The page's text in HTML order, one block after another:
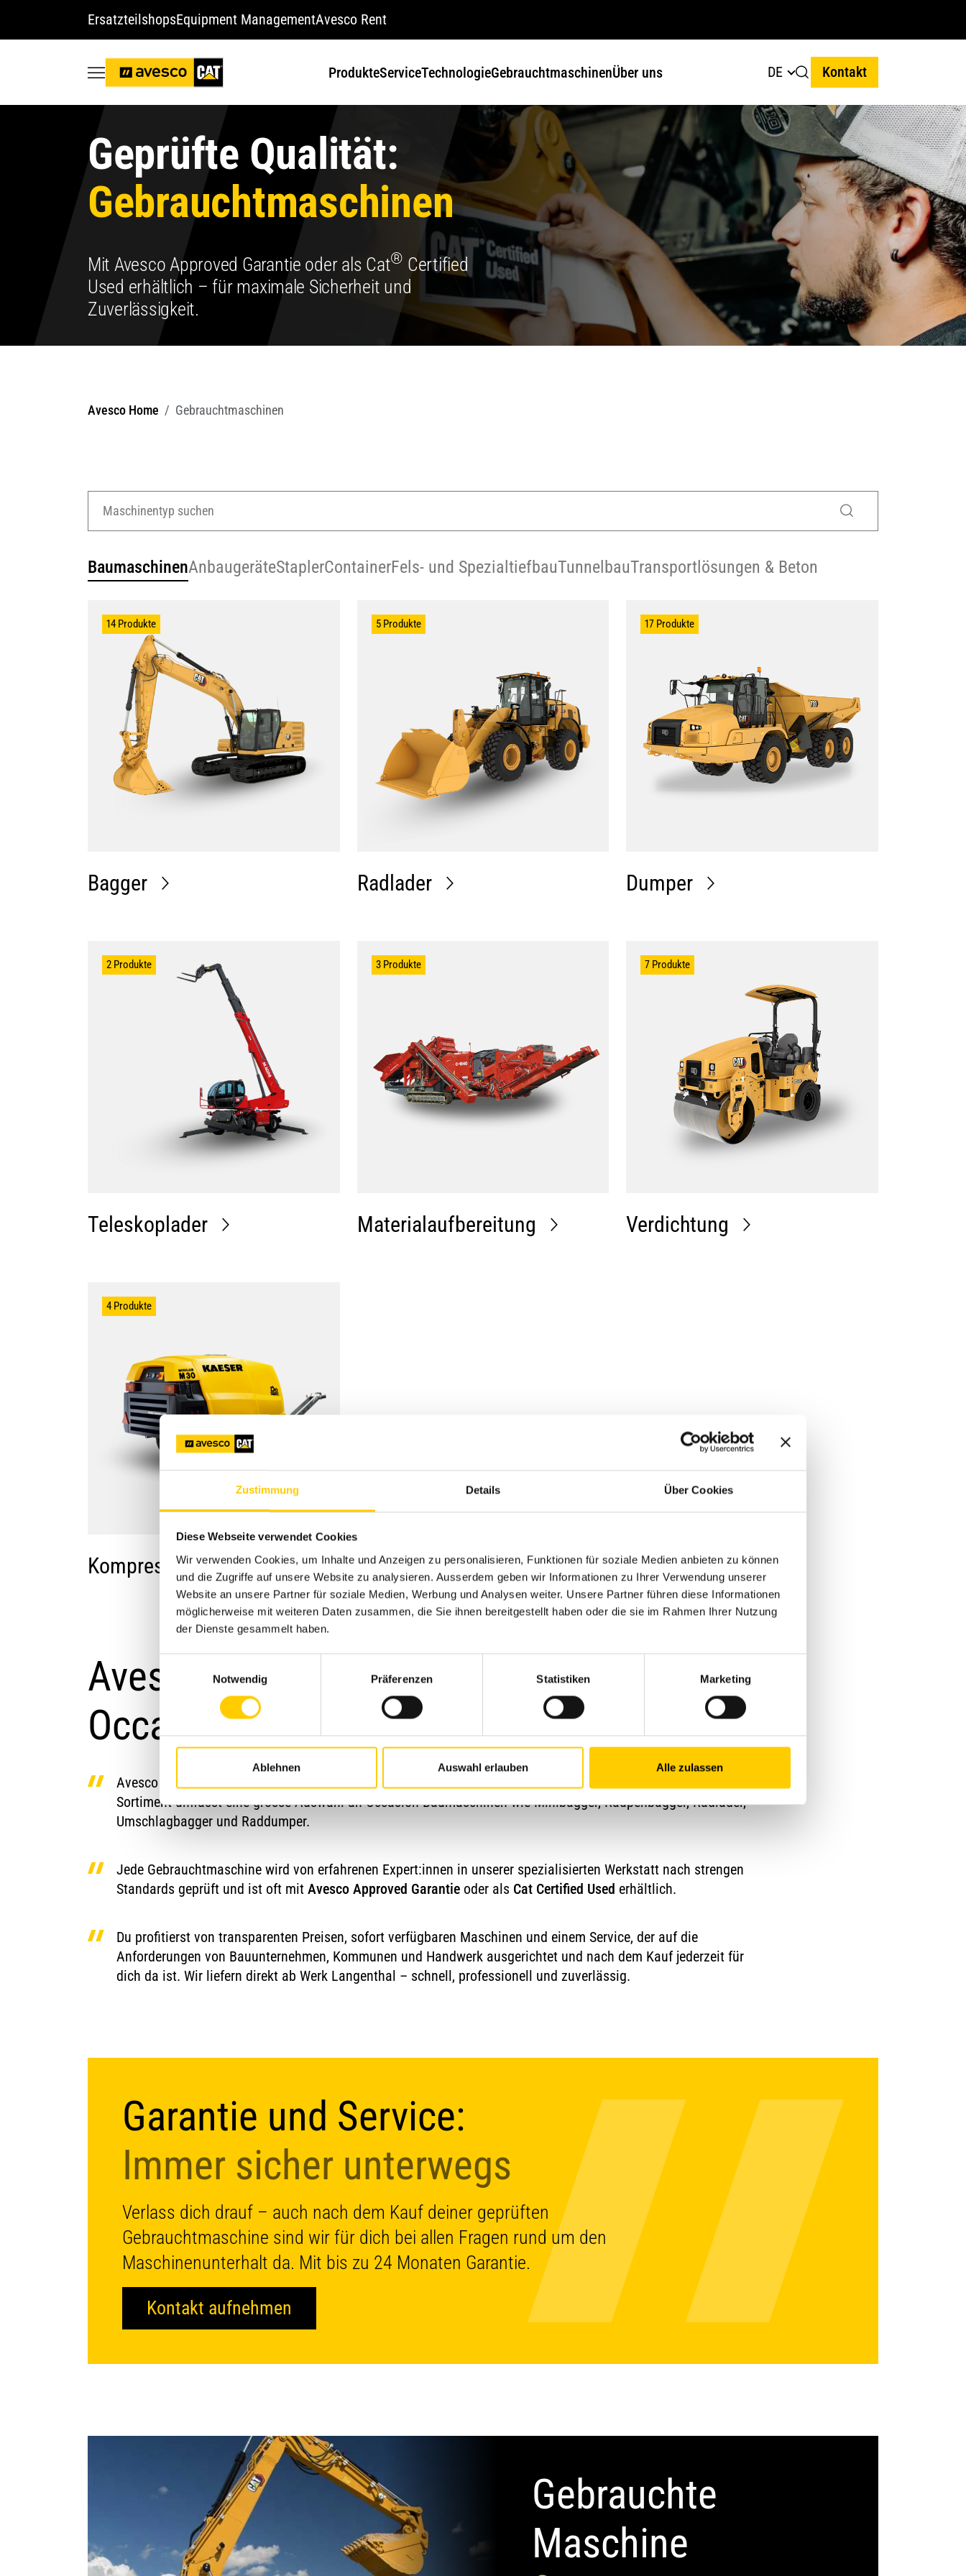
Zustimmung Details Über Cookies
Diese Webseite verwendet Cookies
Wir verwenden Cookies, um Inhalte und Anzeigen zu personalisieren, Funktionen für soziale Medien anbieten zu können
und die Zugriffe auf unsere Website zu analysieren. Ausserdem geben wir Informationen zu Ihrer Verwendung unserer
Website an unsere Partner für soziale Medien, Werbung und Analysen weiter. Unsere Partner führen diese Informationen
möglicherweise mit weiteren Daten zusammen, die Sie ihnen bereitgestellt haben oder die sie im Rahmen Ihrer Nutzung
der Dienste gesammelt haben.
Notwendig
Präferenzen Statistiken Marketing
Ablehnen Auswahl erlauben Alle zulassen
ErsatzteilshopsEquipment ManagementAvesco Rent
ProdukteServiceTechnologieGebrauchtmaschinenÜber uns DE Kontakt
Geprüfte Qualität:
Gebrauchtmaschinen
Mit Avesco Approved Garantie oder als Cat® Certified
Used erhältlich – für maximale Sicherheit und
Zuverlässigkeit.
Avesco Home Gebrauchtmaschinen
BaumaschinenAnbaugeräteStaplerContainerFels- und SpezialtiefbauTunnelbauTransportlösungen & Beton
14 Produkte
Bagger
5 Produkte
Radlader
17 Produkte
Dumper
2 Produkte
Teleskoplader
3 Produkte
Materialaufbereitung
7 Produkte
Verdichtung
4 Produkte
Kompressoren
Avesco Gebrauchtmaschinen –
Occasion-Baumaschinen mit Garantie
Avesco ist deine starke Partnerin in der Schweiz für gebrauchte Baumaschinen mit geprüfter Qualität. Das
Sortiment umfasst eine grosse Auswahl an Occasion-Baumaschinen wie Minibagger, Raupenbagger, Radlader,
Umschlagbagger und Raddumper.
Jede Gebrauchtmaschine wird von erfahrenen Expert:innen in unserer spezialisierten Werkstatt nach strengen
Standards geprüft und ist oft mit Avesco Approved Garantie oder als Cat Certified Used erhältlich.
Du profitierst von transparenten Preisen, sofort verfügbaren Maschinen und einem Service, der auf die
Anforderungen von Bauunternehmen, Kommunen und Handwerk ausgerichtet und nach dem Kauf jederzeit für
dich da ist. Wir liefern direkt ab Werk Langenthal – schnell, professionell und zuverlässig.
Garantie und Service:
Immer sicher unterwegs
Verlass dich drauf – auch nach dem Kauf deiner geprüften
Gebrauchtmaschine sind wir für dich bei allen Fragen rund um den
Maschinenunterhalt da. Mit bis zu 24 Monaten Garantie.
Kontakt aufnehmen
Gebrauchte
Maschine